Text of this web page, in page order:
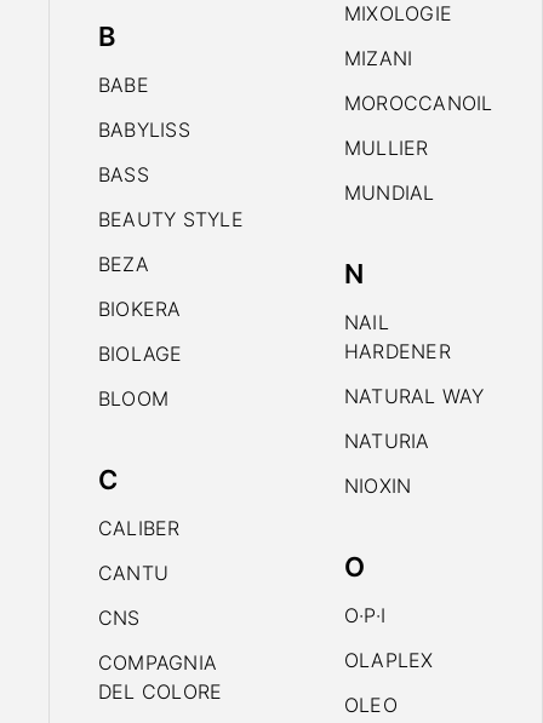
B
BABE
BABYLISS
BASS
BEAUTY STYLE
BEZA
BIOKERA
BIOLAGE
BLOOM
C
CALIBER
CANTU
CNS
COMPAGNIA
DEL COLORE
MIXOLOGIE
MIZANI
MOROCCANOIL
MULLIER
MUNDIAL
N
NAIL
HARDENER
NATURAL WAY
NATURIA
NIOXIN
O
O·P·I
OLAPLEX
OLEO